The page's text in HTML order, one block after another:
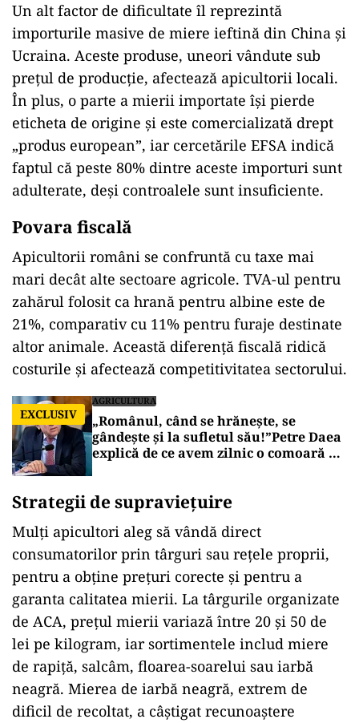
Un alt factor de dificultate îl reprezintă
importurile masive de miere ieftină din China și
Ucraina. Aceste produse, uneori vândute sub
prețul de producție, afectează apicultorii locali.
În plus, o parte a mierii importate își pierde
eticheta de origine și este comercializată drept
„produs european”, iar cercetările EFSA indică
faptul că peste 80% dintre aceste importuri sunt
adulterate, deși controalele sunt insuficiente.
Povara fiscală
Apicultorii români se confruntă cu taxe mai
mari decât alte sectoare agricole. TVA-ul pentru
zahărul folosit ca hrană pentru albine este de
21%, comparativ cu 11% pentru furaje destinate
altor animale. Această diferență fiscală ridică
costurile și afectează competitivitatea sectorului.
EXCLUSIV
AGRICULTURA
„Românul, când se hrănește, se
gândește și la sufletul său!”Petre Daea
explică de ce avem zilnic o comoară pe
Strategii de supraviețuire
Mulți apicultori aleg să vândă direct
consumatorilor prin târguri sau rețele proprii,
pentru a obține prețuri corecte și pentru a
garanta calitatea mierii. La târgurile organizate
de ACA, prețul mierii variază între 20 și 50 de
lei pe kilogram, iar sortimentele includ miere
de rapiță, salcâm, floarea-soarelui sau iarbă
neagră. Mierea de iarbă neagră, extrem de
dificil de recoltat, a câștigat recunoaștere